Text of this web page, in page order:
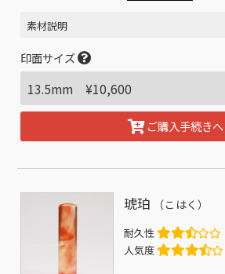
素材説明
印面サイズ
ご購入手続きへ
琥珀 （こはく）
耐久性
人気度